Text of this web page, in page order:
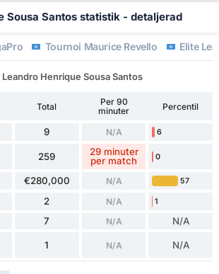
Sousa Santos statistik - detaljerad
Tournoi Maurice Revello Elite
Henrique Sousa Santos
Total
Per 90
minuter
Percentil
9 N/A 6
259
29 minuter
per match
0
€280,000 N/A 57
2 N/A 1
7 N/A N/A
1 N/A N/A